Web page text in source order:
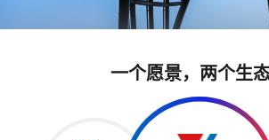
一个愿景，两个生